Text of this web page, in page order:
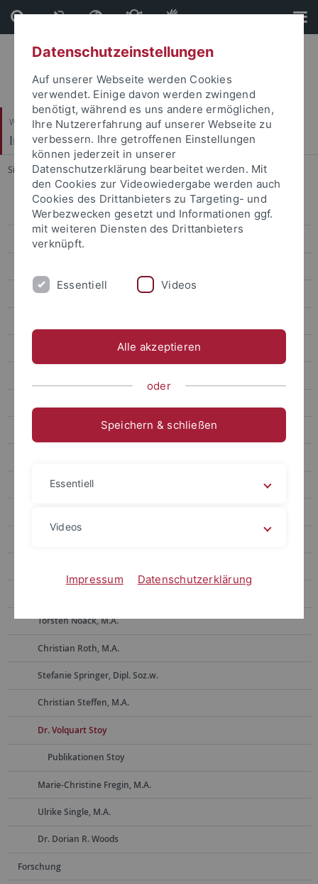
Direkt
zum
Inhalt
Direkt
zur
Fußleiste
Wirtschafts- und Sozialwissenschaftliche Fakultät
Institut für Politikwissenschaft
Sie sind hier: Startseite ... Dr. Volquart Stoy
Mitarbeiter
Prof. Dr. Daniel Buhr
Prof. Dr. Udo Zolleis
Ehemalige Mitarbeiter
Lisa Haug, M.A.
Torsten Noack, M.A.
Christian Roth, M.A.
Stefanie Springer, Dipl. Soz.w.
Christian Steffen, M.A.
Dr. Volquart Stoy
Publikationen Stoy
Marie-Christine Fregin, M.A.
Ulrike Single, M.A.
Dr. Dorian R. Woods
Forschung
Datenschutzeinstellungen
Auf unserer Webseite werden Cookies
verwendet. Einige davon werden zwingend
benötigt, während es uns andere ermöglichen,
Ihre Nutzererfahrung auf unserer Webseite zu
verbessern. Ihre getroffenen Einstellungen
können jederzeit in unserer
Datenschutzerklärung bearbeitet werden. Mit
den Cookies zur Videowiedergabe werden auch
Cookies des Drittanbieters zu Targeting- und
Werbezwecken gesetzt und Informationen ggf.
mit weiteren Diensten des Drittanbieters
verknüpft.
Essentiell Videos
Alle akzeptieren
oder
Speichern & schließen
Essentiell
Videos
Impressum Datenschutzerklärung